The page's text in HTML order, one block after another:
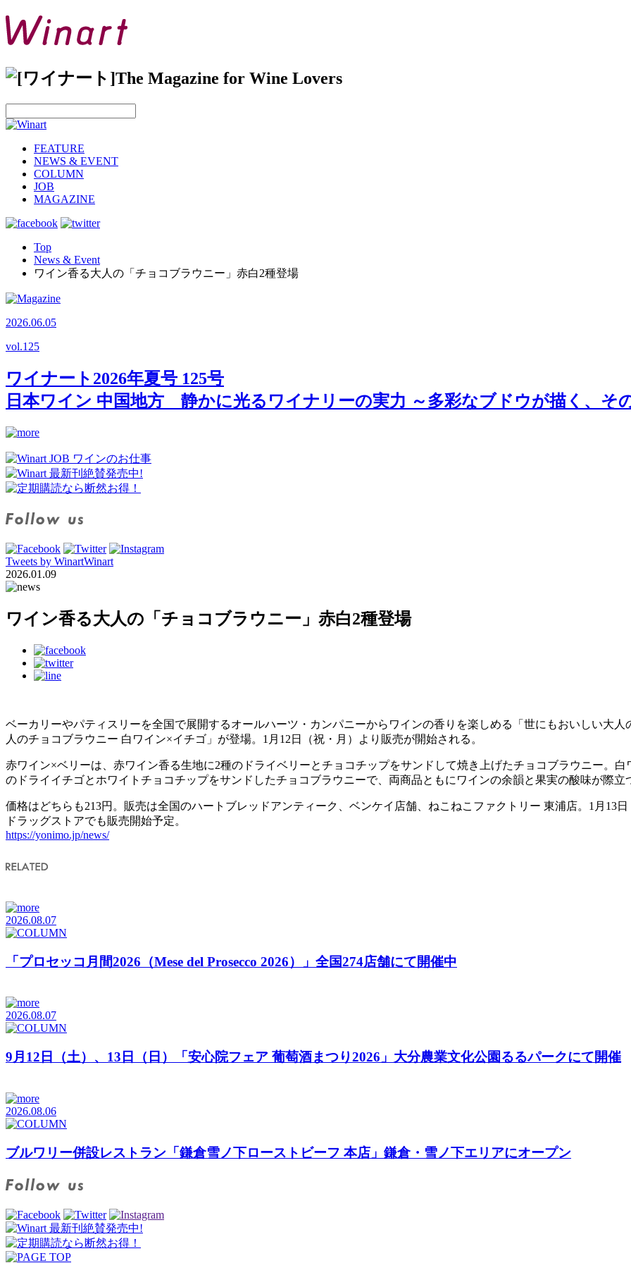
FEATURE
NEWS & EVENT
COLUMN
JOB
MAGAZINE
Top
News & Event
ワイン香る大人の「チョコブラウニー」赤白2種登場
2026.06.05
vol.125
ワイナート2026年夏号 125号
日本ワイン 中国地方 静かに光るワイナリーの実力 ～多彩なブドウが描く、そ
Tweets by WinartWinart
2026.01.09
ワイン香る大人の「チョコブラウニー」赤白2種登場
ベーカリーやパティスリーを全国で展開するオールハーツ・カンパニーからワインの香りを楽しめる「世にもおいしい大
人のチョコブラウニー 白ワイン×イチゴ」が登場。1月12日（祝・月）より販売が開始される。
赤ワイン×ベリーは、赤ワイン香る生地に2種のドライベリーとチョコチップをサンドして焼き上げたチョコブラウニー。
のドライイチゴとホワイトチョコチップをサンドしたチョコブラウニーで、両商品ともにワインの余韻と果実の酸味が際立
価格はどちらも213円。販売は全国のハートブレッドアンティーク、ベンケイ店舗、ねこねこファクトリー 東浦店。1月13
ドラッグストアでも販売開始予定。
https://yonimo.jp/news/
2026.08.07
「プロセッコ月間2026（Mese del Prosecco 2026）」全国274店舗にて開催中
2026.08.07
9月12日（土）、13日（日）「安心院フェア 葡萄酒まつり2026」大分農業文化公園るるパークにて開催
2026.08.06
ブルワリー併設レストラン「鎌倉雪ノ下ローストビーフ 本店」鎌倉・雪ノ下エリアにオープン